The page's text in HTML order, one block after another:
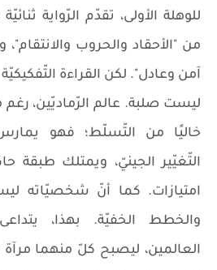
للوهلة الأولى، تقدّم الرّواية
من "الأحقاد والحروب والانتقام"،
آمن وعادل". لكن القراءة
ليست صلبة. عالم الرّماديّين، رغم
خاليًا من التّسلّط؛ فهو
التّغيّير الجينيّ، ويمتلك طبقة
امتيازات. كما أنّ شخصيّاته
والخطط الخفيّة. بهذا،
العالمين، ليصبح كلّ منهما